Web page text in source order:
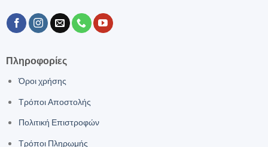
Πληροφορίες
Όροι χρήσης
Τρόποι Αποστολής
Πολιτική Επιστροφών
Τρόποι Πληρωμής